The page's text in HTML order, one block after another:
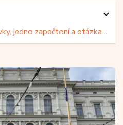
Jádro sporu: dvě pohledávky, jedno započtení a otázka určitosti